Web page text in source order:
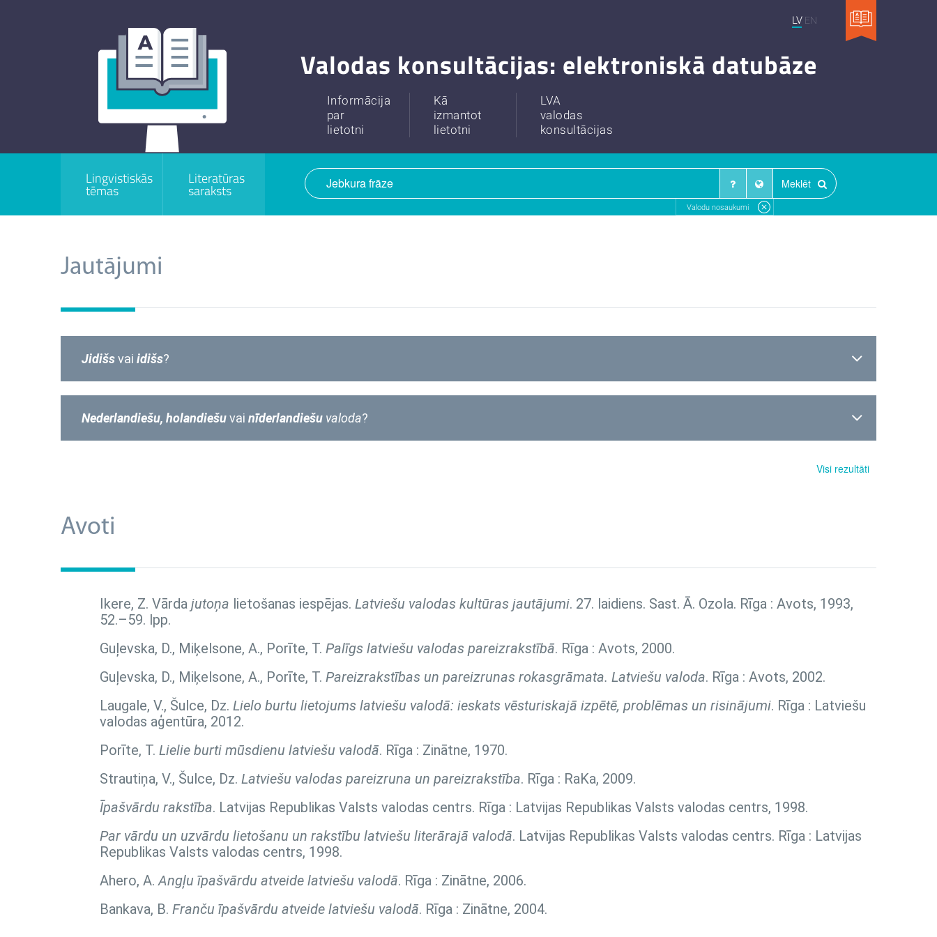
LV EN
Valodas konsultācijas: elektroniskā datubāze
Informācija
par
lietotni
Kā
izmantot
lietotni
LVA
valodas
konsultācijas
Lingvistiskās
tēmas
Literatūras
saraksts Meklēt
Valodu nosaukumi
Jautājumi
Jidišsvai idišs?
Nederlandiešu, holandiešuvai nīderlandiešu valoda?
Visi rezultāti
Avoti
Ikere, Z. Vārda jutoņa lietošanas iespējas. Latviešu valodas kultūras jautājumi. 27. laidiens. Sast. Ā. Ozola. Rīga : Avots, 1993,
52.–59. lpp.
Guļevska, D., Miķelsone, A., Porīte, T. Palīgs latviešu valodas pareizrakstībā. Rīga : Avots, 2000.
Guļevska, D., Miķelsone, A., Porīte, T. Pareizrakstības un pareizrunas rokasgrāmata. Latviešu valoda. Rīga : Avots, 2002.
Laugale, V., Šulce, Dz. Lielo burtu lietojums latviešu valodā: ieskats vēsturiskajā izpētē, problēmas un risinājumi. Rīga : Latviešu
valodas aģentūra, 2012.
Porīte, T. Lielie burti mūsdienu latviešu valodā. Rīga : Zinātne, 1970.
Strautiņa, V., Šulce, Dz. Latviešu valodas pareizruna un pareizrakstība. Rīga : RaKa, 2009.
Īpašvārdu rakstība. Latvijas Republikas Valsts valodas centrs. Rīga : Latvijas Republikas Valsts valodas centrs, 1998.
Par vārdu un uzvārdu lietošanu un rakstību latviešu literārajā valodā. Latvijas Republikas Valsts valodas centrs. Rīga : Latvijas
Republikas Valsts valodas centrs, 1998.
Ahero, A.Angļu īpašvārdu atveide latviešu valodā. Rīga : Zinātne, 2006.
Bankava, B. Franču īpašvārdu atveide latviešu valodā. Rīga : Zinātne, 2004.